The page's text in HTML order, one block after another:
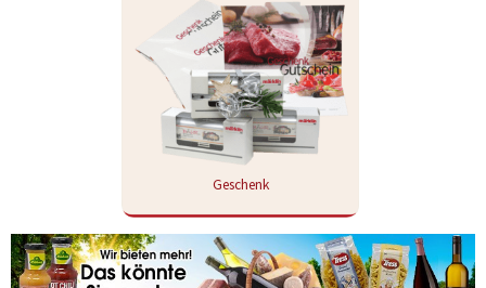
Geschenk